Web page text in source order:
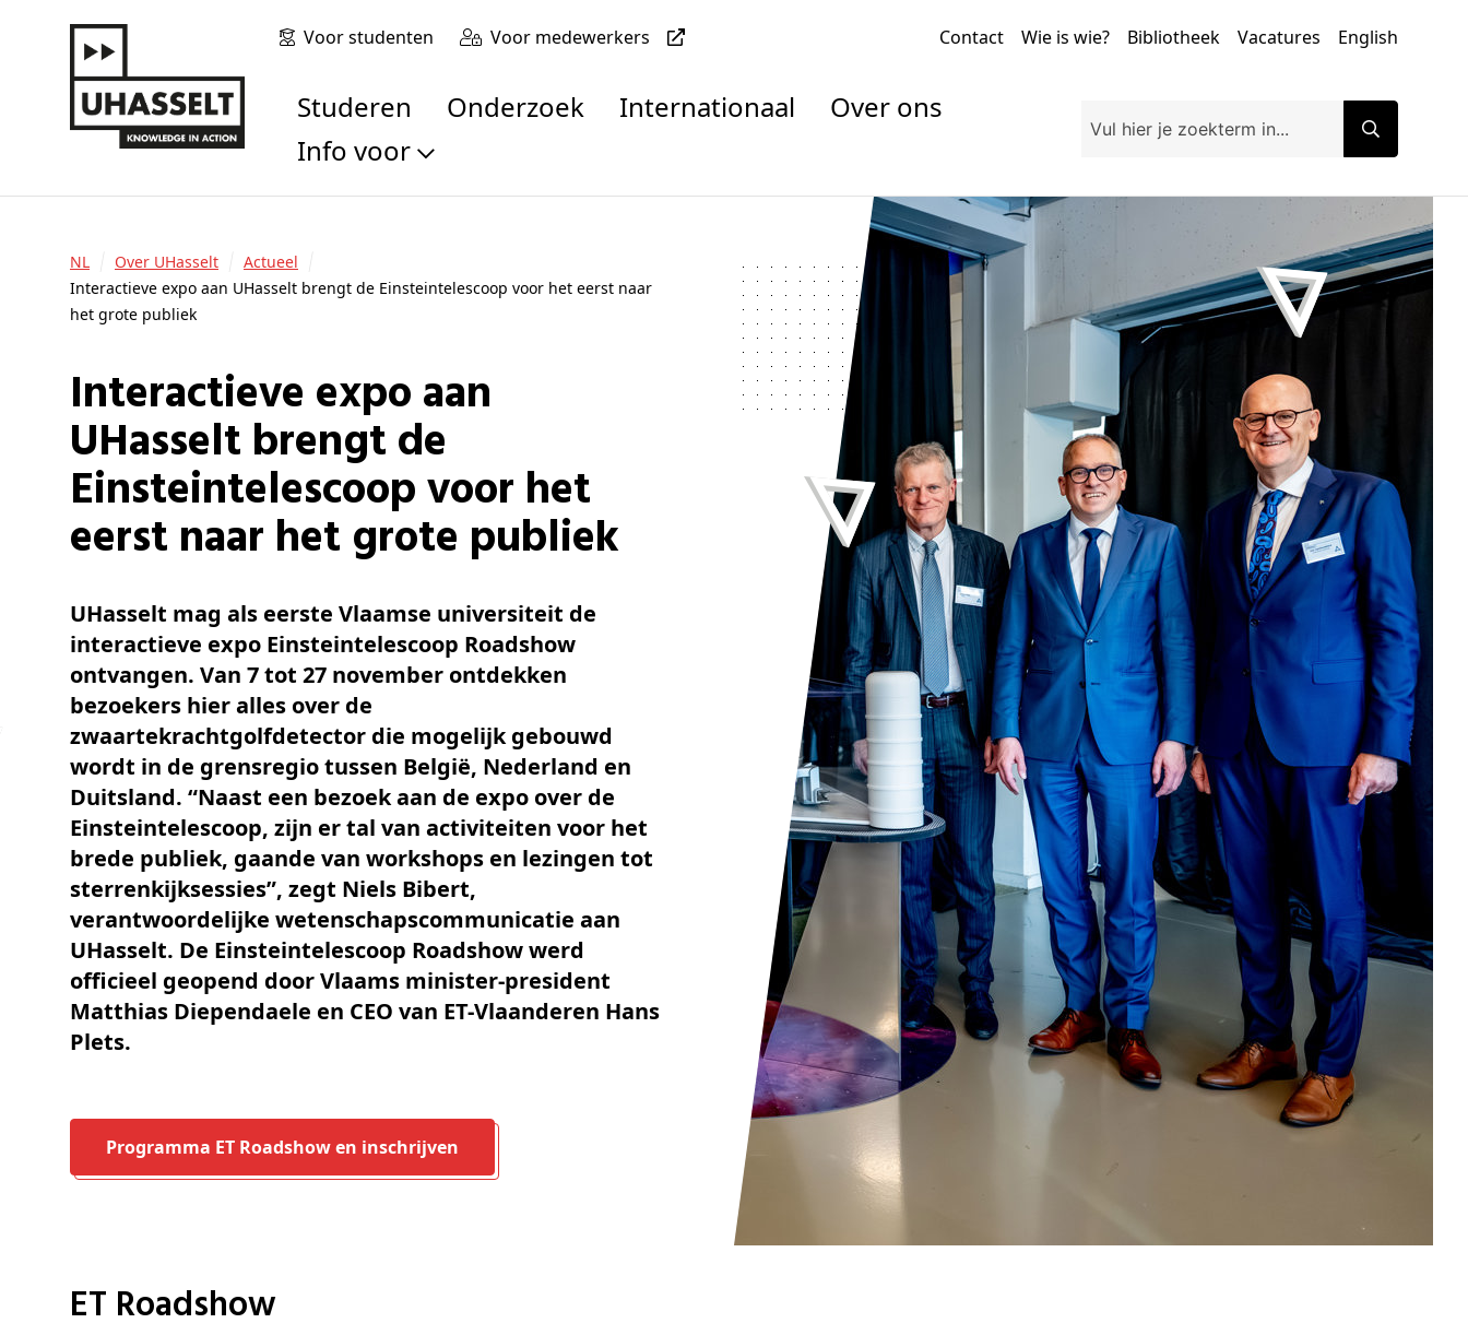
Voor studenten Voor medewerkers Contact Wie is wie? Bibliotheek Vacatures English
Studeren Onderzoek Internationaal
Over ons
Info voor
Toekomstige studenten
Alumni
Pers
Medewerkers
Sollicitanten
Schenkers
NL Over UHasselt
Actueel
Interactieve expo aan UHasselt brengt de Einsteintelescoop voor het eerst naar
het grote publiek
Interactieve expo aan
UHasselt brengt de
Einsteintelescoop voor het
eerst naar het grote publiek
UHasselt mag als eerste Vlaamse universiteit de
interactieve expo Einsteintelescoop Roadshow
ontvangen. Van 7 tot 27 november ontdekken
bezoekers hier alles over de
zwaartekrachtgolfdetector die mogelijk gebouwd
wordt in de grensregio tussen België, Nederland en
Duitsland. “Naast een bezoek aan de expo over de
Einsteintelescoop, zijn er tal van activiteiten voor het
brede publiek, gaande van workshops en lezingen tot
sterrenkijksessies”, zegt Niels Bibert,
verantwoordelijke wetenschapscommunicatie aan
UHasselt. De Einsteintelescoop Roadshow werd
officieel geopend door Vlaams minister-president
Matthias Diependaele en CEO van ET-Vlaanderen Hans
Plets.
Programma ET Roadshow en inschrijven
ET Roadshow